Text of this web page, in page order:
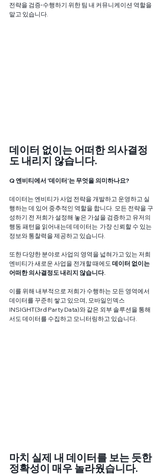
전략을 검증⋅수행하기 위한 팀 내 커뮤니케이션 역할을
맡고 있습니다.
데이터 없이는 어떠한 의사결정
도 내리지 않습니다.
Q 엔비티에서 ‘데이터'는 무엇을 의미하나요?
데이터는 엔비티가 사업 전략을 개발하고 운영하고 실
행하는 데 있어 중추적인 역할을 합니다. 모든 전략을 구
성하기 전 저희가 설정해 놓은 가설을 검증하고 유저의
행동 패턴을 읽어내는데 데이터는  가장 신뢰할 수 있는
정보와 통찰력을 제공하고 있습니다.
또한 다양한 분야로 사업의 영역을 넓혀가고 있는 저희
엔비티가 새로운 사업을 전개할 때에도 데이터 없이는
어떠한 의사결정도 내리지 않습니다.
이를 위해 내부적으로 저희가 수행하는 모든 영역에서
데이터를 꾸준히 쌓고 있으며, 모바일인덱스
INSIGHT(3rd Party Data)와 같은 외부 솔루션을 통해
서도 데이터를 수집하고 모니터링하고 있습니다.
마치 실제 내 데이터를 보는 듯한
정확성이 매우 놀라웠습니다.